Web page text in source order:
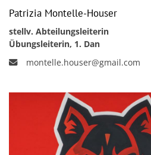
Patrizia Montelle-Houser
stellv. Abteilungsleiterin
Übungsleiterin, 1. Dan
montelle.houser@gmail.com